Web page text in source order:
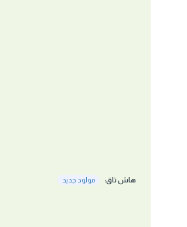
هاش تاق: مولود جديد